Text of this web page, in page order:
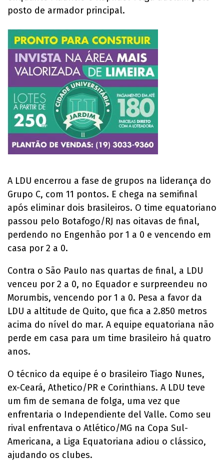
posto de armador principal.
A LDU encerrou a fase de grupos na liderança do
Grupo C, com 11 pontos. E chega na semifinal
após eliminar dois brasileiros. O time equatoriano
passou pelo Botafogo/RJ nas oitavas de final,
perdendo no Engenhão por 1 a 0 e vencendo em
casa por 2 a 0.
Contra o São Paulo nas quartas de final, a LDU
venceu por 2 a 0, no Equador e surpreendeu no
Morumbis, vencendo por 1 a 0. Pesa a favor da
LDU a altitude de Quito, que fica a 2.850 metros
acima do nível do mar. A equipe equatoriana não
perde em casa para um time brasileiro há quatro
anos.
O técnico da equipe é o brasileiro Tiago Nunes,
ex-Ceará, Athetico/PR e Corinthians. A LDU teve
um fim de semana de folga, uma vez que
enfrentaria o Independiente del Valle. Como seu
rival enfrentava o Atlético/MG na Copa Sul-
Americana, a Liga Equatoriana adiou o clássico,
ajudando os clubes.